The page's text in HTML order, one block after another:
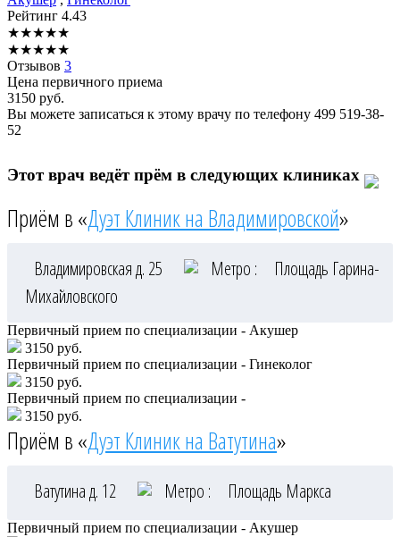
Рейтинг 4.43
★★★★★
★★★★★
Отзывов 3
Цена первичного приема
3150 руб.
Вы можете записаться к этому врачу по телефону 499 519-38-
52
Этот врач ведёт прём в следующих клиниках
Приём в «Дуэт Клиник на Владимировской»
Владимировская д. 25 Метро :
Площадь Гарина-
Михайловского
Первичный прием по специализации - Акушер
3150 руб.
Первичный прием по специализации - Гинеколог
3150 руб.
Первичный прием по специализации -
3150 руб.
Приём в «Дуэт Клиник на Ватутина»
Ватутина д. 12 Метро : Площадь Маркса
Первичный прием по специализации - Акушер